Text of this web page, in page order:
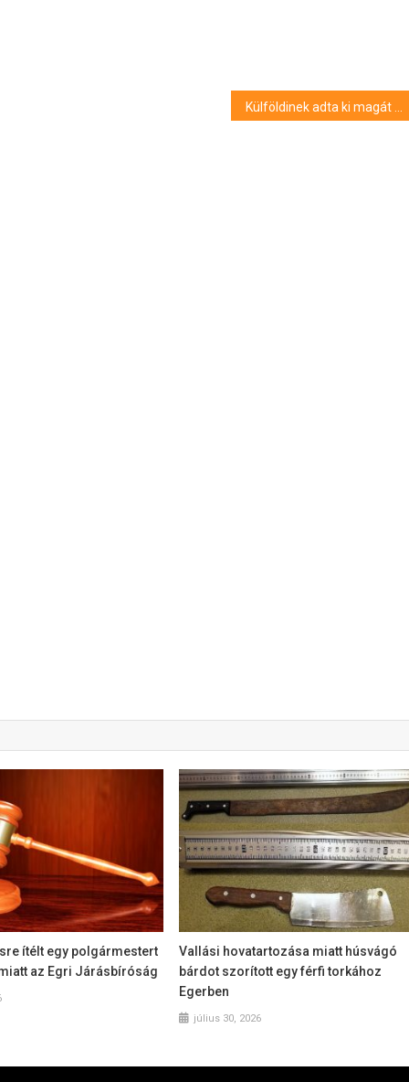
Külföldinek adta ki magát a pécsi csaló, 150 ezer forintot csalt ki egy férfitól
ítélt egy polgármestert
az Egri Járásbíróság
Vallási hovatartozása miatt húsvágó
bárdot szorított egy férfi torkához
Egerben
július 30, 2026